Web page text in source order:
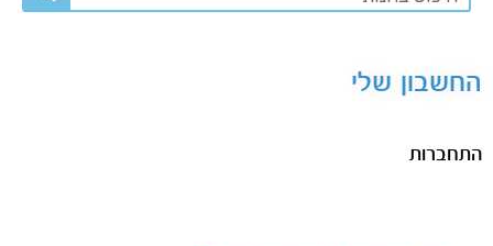
החשבון שלי
התחברות